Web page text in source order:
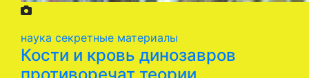
наука секретные материалы
Кости и кровь динозавров